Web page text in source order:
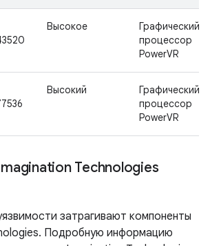
Высокое
Графический
процессор
PowerVR
Высокий
Графический
процессор
PowerVR
Technologies
затрагивают компоненты
Подробную информацию